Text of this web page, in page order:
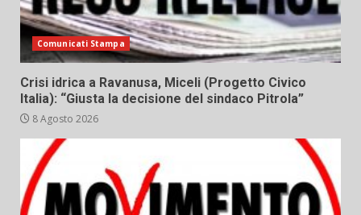
Comunicati Stampa
Crisi idrica a Ravanusa, Miceli (Progetto Civico
Italia): “Giusta la decisione del sindaco Pitrola”
8 Agosto 2026